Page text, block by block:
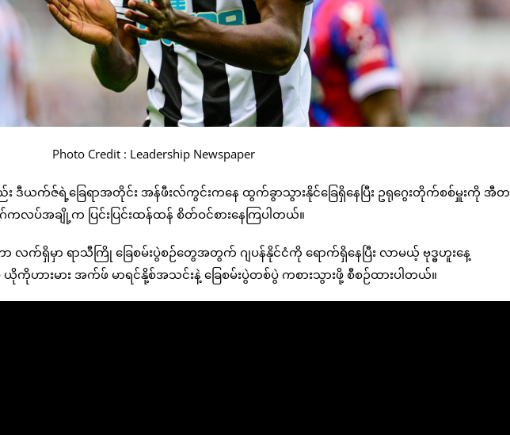
Photo Credit : Leadership Newspaper
ဒီယက်ဇ်ရဲ့ခြေရာအတိုင်း အန်ဖီးလ်ကွင်းကနေ ထွက်ခွာသွားနိုင်ခြေရှိနေပြီး ဥရုဂွေးတိုက်စစ်မှူးကို အီတ
လပ်အချို့က ပြင်းပြင်းထန်ထန် စိတ်ဝင်စားနေကြပါတယ်။
လက်ရှိမှာ ရာသီကြို ခြေစမ်းပွဲစဉ်တွေအတွက် ဂျပန်နိုင်ငံကို ရောက်ရှိနေပြီး လာမယ့် ဗုဒ္ဓဟူးနေ့
ကိုဟားမား အက်ဖ် မာရင်နို့စ်အသင်းနဲ့ ခြေစမ်းပွဲတစ်ပွဲ ကစားသွားဖို့ စီစဉ်ထားပါတယ်။